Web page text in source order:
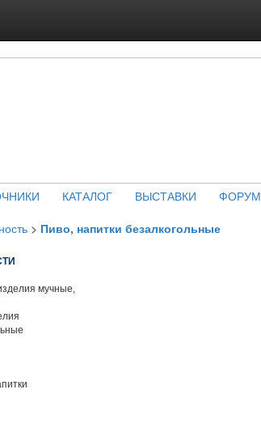
КАТАЛОГ ВЫСТАВКИ ФОРУМ
> Пиво, напитки безалкогольные
мучные,